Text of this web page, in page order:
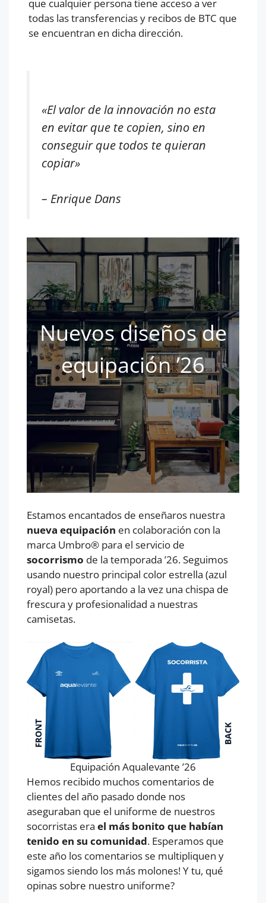
que cualquier persona tiene acceso a ver
todas las transferencias y recibos de BTC que
se encuentran en dicha dirección.
«El valor de la innovación no esta
en evitar que te copien, sino en
conseguir que todos te quieran
copiar»
– Enrique Dans
Nuevos diseños de
equipación ’26
Estamos encantados de enseñaros nuestra
nueva equipación en colaboración con la
marca Umbro® para el servicio de
socorrismo de la temporada ’26. Seguimos
usando nuestro principal color estrella (azul
royal) pero aportando a la vez una chispa de
frescura y profesionalidad a nuestras
camisetas.
Equipación Aqualevante ’26
Hemos recibido muchos comentarios de
clientes del año pasado donde nos
aseguraban que el uniforme de nuestros
socorristas era el más bonito que habían
tenido en su comunidad. Esperamos que
este año los comentarios se multipliquen y
sigamos siendo los más molones! Y tu, qué
opinas sobre nuestro uniforme?